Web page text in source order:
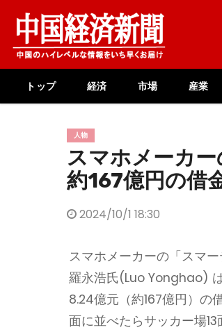
content
トップ 経済 市場 産業
人物
スマホメーカー
約167億円の借
2024/10/1 18:30
スマホメーカーの「スマ
羅永浩氏(Luo Yonghao)
8.24億元（約167億円）の
面に並べたらサッカー場